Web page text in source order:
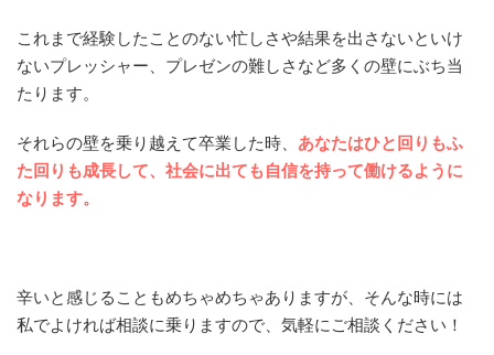
これまで経験したことのない忙しさや結果を出さないといけ
ないプレッシャー、プレゼンの難しさなど多くの壁にぶち当
たります。
それらの壁を乗り越えて卒業した時、 あなたはひと回りもふ
た回りも成長して、社会に出ても自信を持って働けるように
なります。
辛いと感じることもめちゃめちゃありますが、そんな時には
私でよければ相談に乗りますので、気軽にご相談ください！